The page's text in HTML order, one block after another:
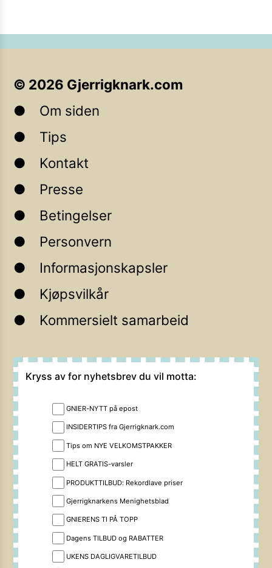
© 2026 Gjerrigknark.com
Om siden
Tips
Kontakt
Presse
Betingelser
Personvern
Informasjonskapsler
Kjøpsvilkår
Kommersielt samarbeid
Kryss av for nyhetsbrev du vil motta:
GNIER-NYTT på epost
INSIDERTIPS fra Gjerrigknark.com
Tips om NYE VELKOMSTPAKKER
HELT GRATIS-varsler
PRODUKTTILBUD: Rekordlave priser
Gjerrigknarkens Menighetsblad
GNIERENS TI PÅ TOPP
Dagens TILBUD og RABATTER
UKENS DAGLIGVARETILBUD